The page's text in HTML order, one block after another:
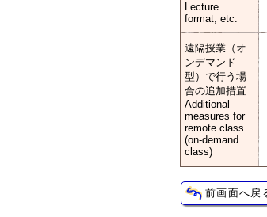
Lecture
format, etc.
遠隔授業（オ
ンデマンド
型）で行う場
合の追加措置
Additional
measures for
remote class
(on-demand
class)